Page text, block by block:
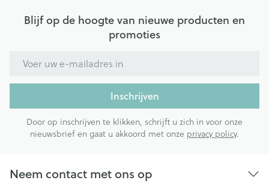
Blijf op de hoogte van nieuwe producten en
promoties
Inschrijven
Door op inschrijven te klikken, schrijft u zich in voor onze
nieuwsbrief en gaat u akkoord met onze privacy policy.
Neem contact met ons op